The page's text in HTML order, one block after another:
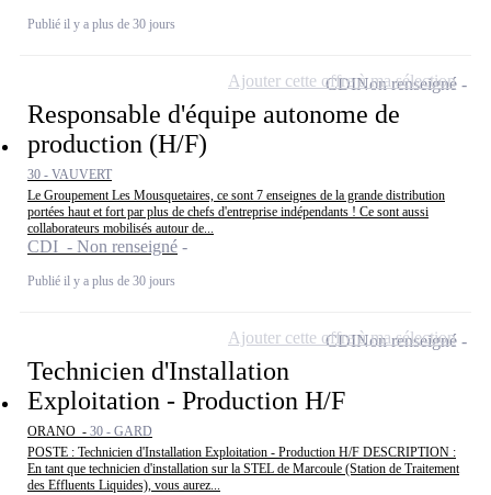
Publié il y a plus de 30 jours
Responsable d'équipe autonome de
production (H/F)
30 - VAUVERT
Le Groupement Les Mousquetaires, ce sont 7 enseignes de la grande distribution
portées haut et fort par plus de chefs d'entreprise indépendants ! Ce sont aussi
collaborateurs mobilisés autour de...
CDI - Non renseigné
Publié il y a plus de 30 jours
CDINon renseigné
Ajouter cette offre à ma sélection
Technicien d'Installation
Exploitation - Production H/F
ORANO - 30 - GARD
POSTE : Technicien d'Installation Exploitation - Production H/F DESCRIPTION :
En tant que technicien d'installation sur la STEL de Marcoule (Station de Traitement
des Effluents Liquides), vous aurez...
CDINon renseigné
Ajouter cette offre à ma sélection